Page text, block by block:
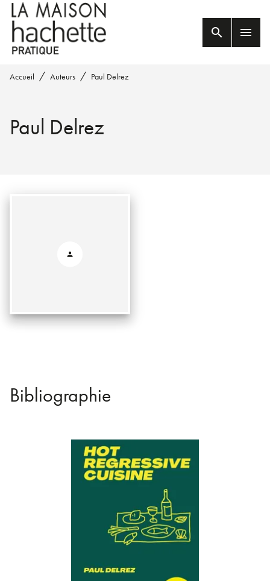
MENU RECHERCHE
PIED DE PAGE
search menu
Accueil / Auteurs / Paul Delrez
Paul Delrez
Bibliographie